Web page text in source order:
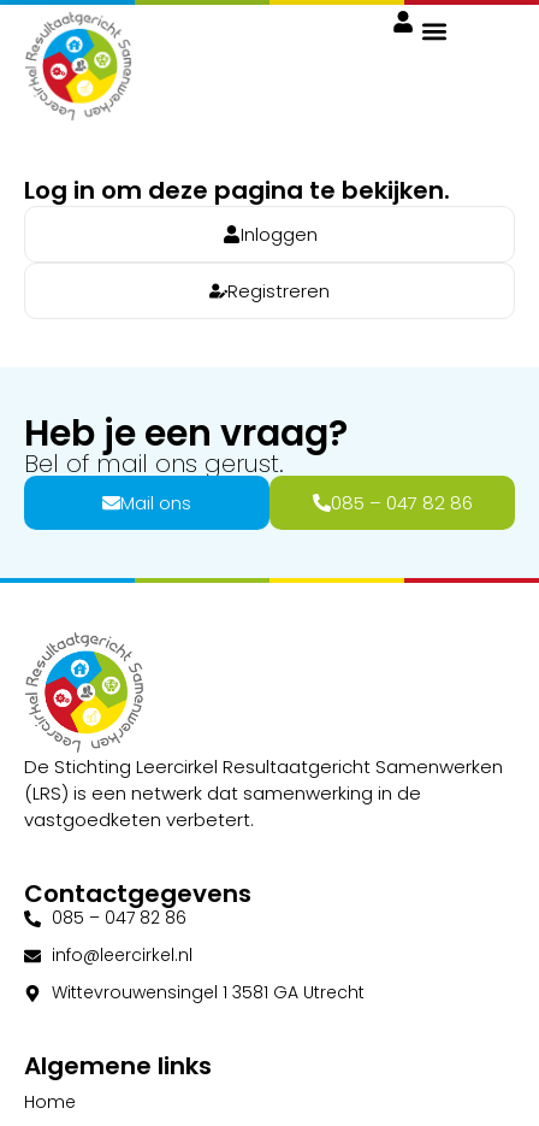
Log in om deze pagina te bekijken.
Inloggen
Registreren
Heb je een vraag?
Bel of mail ons gerust.
Mail ons 085 – 047 82 86
De Stichting Leercirkel Resultaatgericht Samenwerken
(LRS) is een netwerk dat samenwerking in de
vastgoedketen verbetert.
Contactgegevens
085 – 047 82 86
info@leercirkel.nl
Wittevrouwensingel 1 3581 GA Utrecht
Algemene links
Home